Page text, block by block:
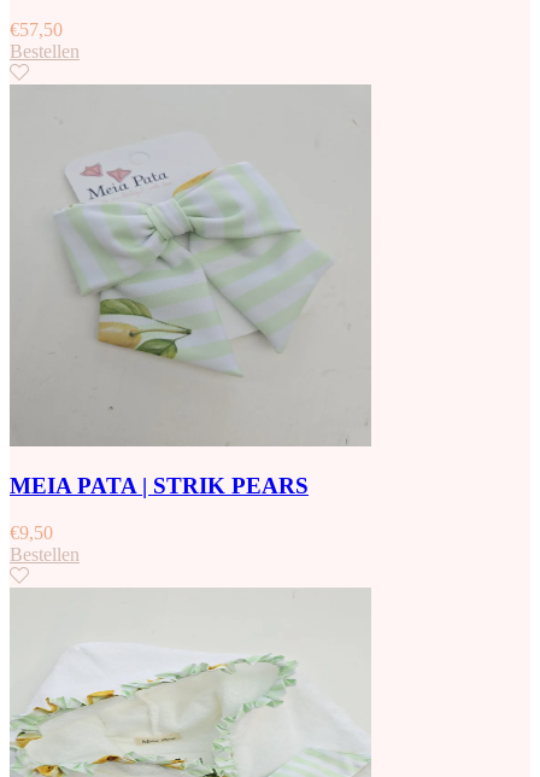
€57,50
Bestellen
MEIA PATA | STRIK PEARS
€9,50
Bestellen